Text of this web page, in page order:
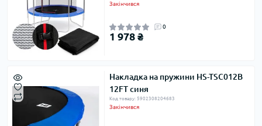
Закінчився
0
1 978 ₴
Накладка на пружини HS-TSC012B
12FT синя
Код товару: 5902308204683
Закінчився